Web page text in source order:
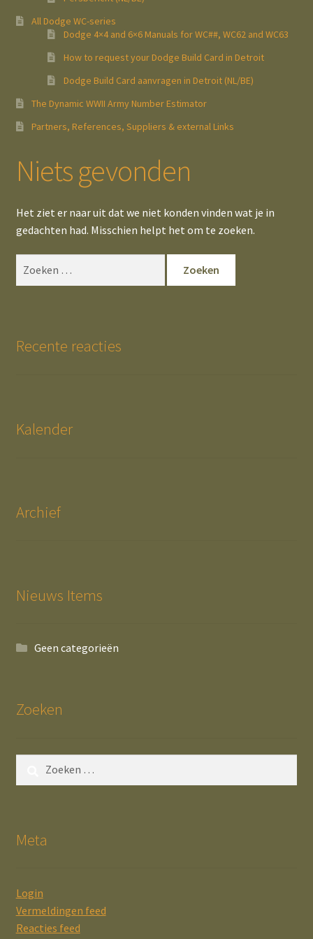
All Dodge WC-series
Dodge 4×4 and 6×6 Manuals for WC##, WC62 and WC63
How to request your Dodge Build Card in Detroit
Dodge Build Card aanvragen in Detroit (NL/BE)
The Dynamic WWII Army Number Estimator
Partners, References, Suppliers & external Links
Niets gevonden
Het ziet er naar uit dat we niet konden vinden wat je in
gedachten had. Misschien helpt het om te zoeken.
Recente reacties
Kalender
Archief
Nieuws Items
Geen categorieën
Zoeken
Meta
Login
Vermeldingen feed
Reacties feed